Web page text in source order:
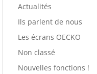
Actualités
Ils parlent de nous
Les écrans OECKO
Non classé
Nouvelles fonctions !